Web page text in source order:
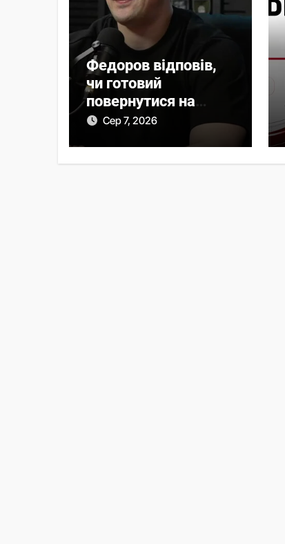
Федоров відповів,
чи готовий
повернутися на
посаду міністра
Сер 7, 2026